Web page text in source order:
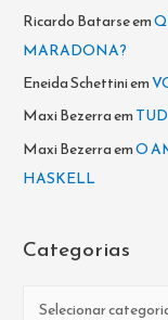
Ricardo Batarseem
MARADONA?
Eneida Schettiniem
Maxi Bezerraem
Maxi BezerraemO
HASKELL
Categorias